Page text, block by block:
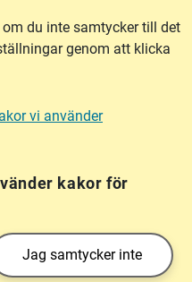
du inte samtycker till det
genom att klicka
vi använder
kakor för
Jag samtycker inte
Sverige. Till våra uppgifter hör
fastigheter samt hantera deras